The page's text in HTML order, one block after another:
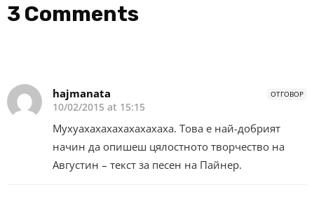
3 Comments
ОТГОВОР
hajmanata
10/02/2015 at 15:15
Мухуахахахахахахахаха. Това е най-добрият
начин да опишеш цялостното творчество на
Августин – текст за песен на Пайнер.